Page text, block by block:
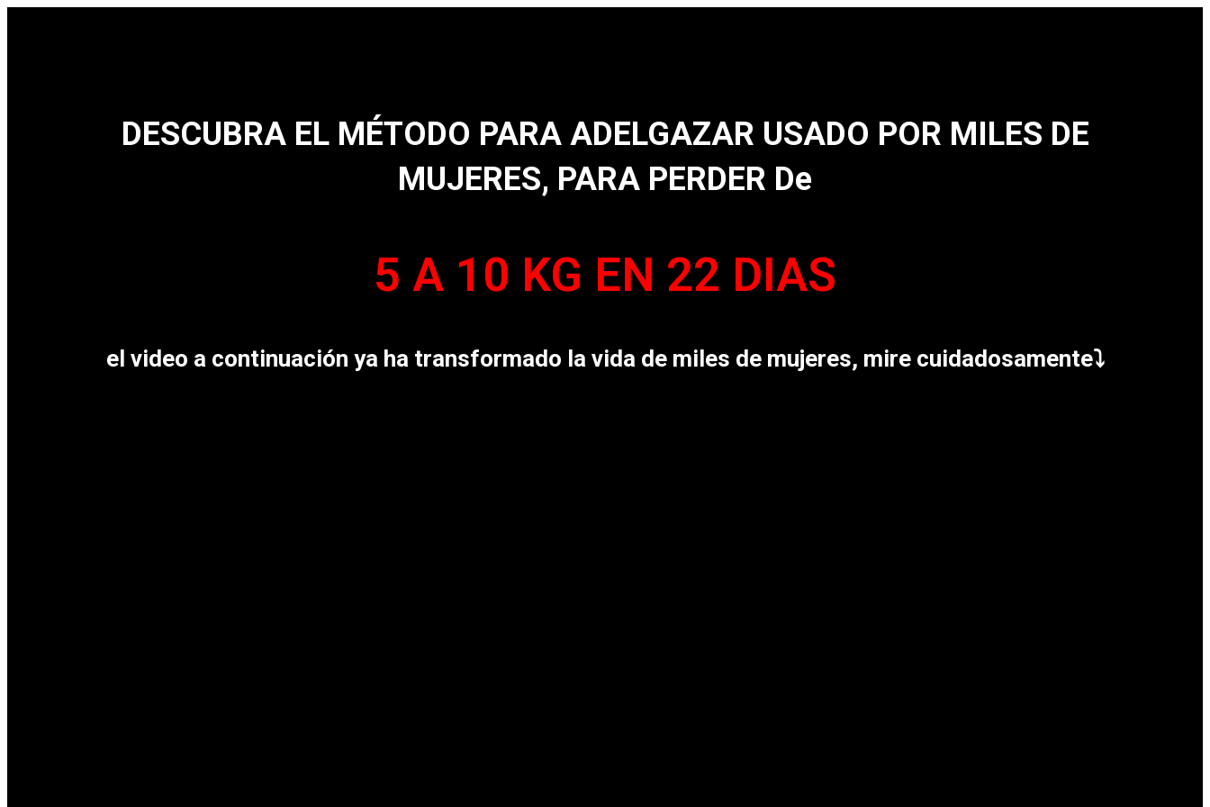
DESCUBRA EL MÉTODO PARA ADELGAZAR USADO POR MILES DE
MUJERES, PARA PERDER De
5 A 10 KG EN 22 DIAS
el video a continuación ya ha transformado la vida de miles de mujeres, mire cuidadosamente⤵